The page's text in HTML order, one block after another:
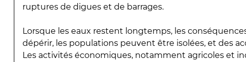
ruptures de digues et de barrages.
Lorsque les eaux restent longtemps, les
dépérir, les populations peuvent être isolées, et des
Les activités économiques, notamment agricoles et